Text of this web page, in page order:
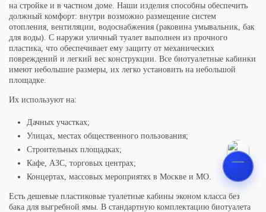
на стройке и в частном доме. Наши изделия способны обеспечить
должный комфорт: внутри возможно размещение систем
отопления, вентиляции, водоснабжения (раковина умывальник, бак
для воды). С наружи уличный туалет выполнен из прочного
пластика, что обеспечивает ему защиту от механических
повреждений и легкий вес конструкции. Все биотуалетные кабинки
имеют небольшие размеры, их легко установить на небольшой
площадке.
Их используют на:
Дачных участках;
Улицах, местах общественного пользования;
Строительных площадках;
Кафе, АЗС, торговых центрах;
Концертах, массовых мероприятях в Москве и МО.
Есть дешевые пластиковые туалетные кабины эконом класса без
бака для выгребной ямы. В стандартную комплектацию биотуалета